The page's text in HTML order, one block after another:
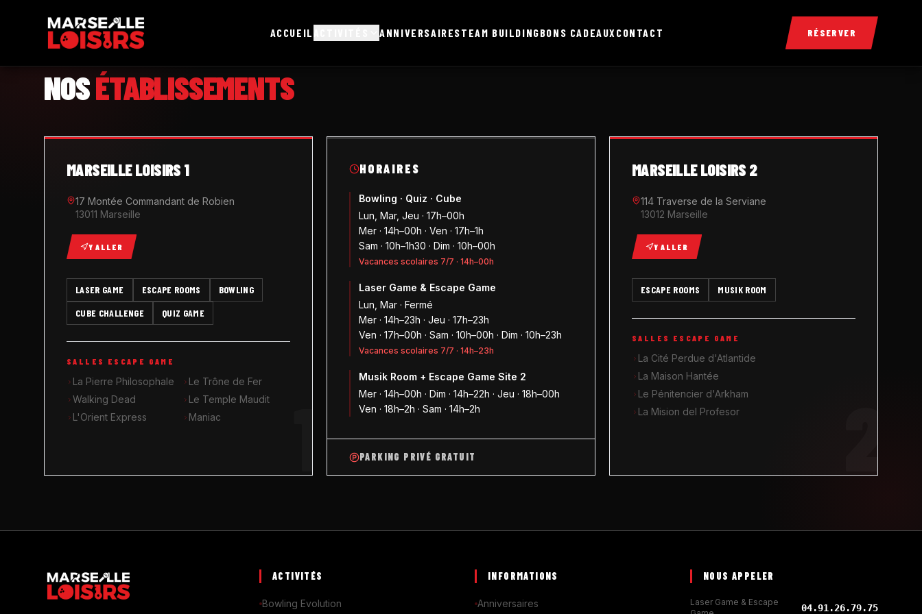
ACCUEIL ANNIVERSAIRESTEAM BUILDINGBONS CADEAUX CONTACT RÉSERVER
NOSÉTABLISSEMENTS
MARSEILLE LOISIRS 1
17 Montée Commandant de Robien
13011 Marseille
Y ALLER
LASER GAME ESCAPE ROOMS
BOWLING
CUBE CHALLENGE
QUIZ GAME
SALLES ESCAPE GAME
La Pierre Philosophale
Le Trône de Fer
Walking Dead
Le Temple Maudit
L'Orient Express
Maniac
HORAIRES
Bowling · Quiz · Cube
Lun, Mar, Jeu · 17h–00h
Mer · 14h–00h · Ven · 17h–1h
Sam · 10h–1h30 · Dim · 10h–00h
Vacances scolaires 7/7 · 14h–00h
Laser Game & Escape Game
Lun, Mar · Fermé
Mer · 14h–23h · Jeu · 17h–23h
Ven · 17h–00h · Sam · 10h–00h · Dim · 10h–23h
Vacances scolaires 7/7 · 14h–23h
Musik Room + Escape Game Site 2
Mer · 14h–00h · Dim · 14h–22h · Jeu · 18h–00h
Ven · 18h–2h · Sam · 14h–2h
PARKING PRIVÉ GRATUIT
MARSEILLE LOISIRS 2
114 Traverse de la Serviane
13012 Marseille
Y ALLER
ESCAPE ROOMS MUSIK ROOM
SALLES ESCAPE GAME
La Cité Perdue d'Atlantide
La Maison Hantée
Le Pénitencier d'Arkham
La Mision del Profesor
ACTIVITÉS
Bowling Evolution
INFORMATIONS
Anniversaires
NOUS APPELER
Laser Game & Escape
04.91.26.79.75